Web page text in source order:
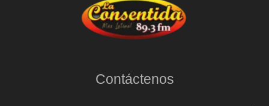
Contáctenos